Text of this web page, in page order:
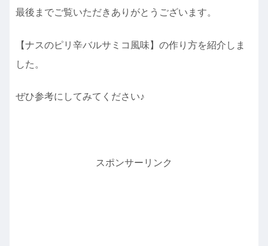
最後までご覧いただきありがとうございます。
【ナスのピリ辛バルサミコ風味】の作り方を紹介しま
した。
ぜひ参考にしてみてください♪
スポンサーリンク